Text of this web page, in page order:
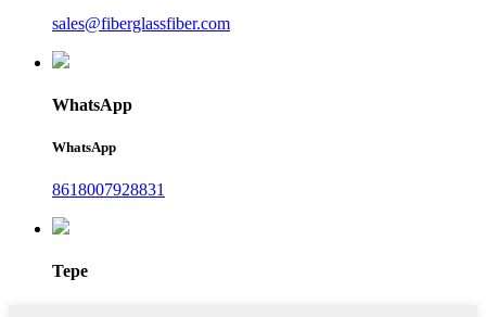
sales@fiberglassfiber.com
WhatsApp
WhatsApp
8618007928831
Tepe